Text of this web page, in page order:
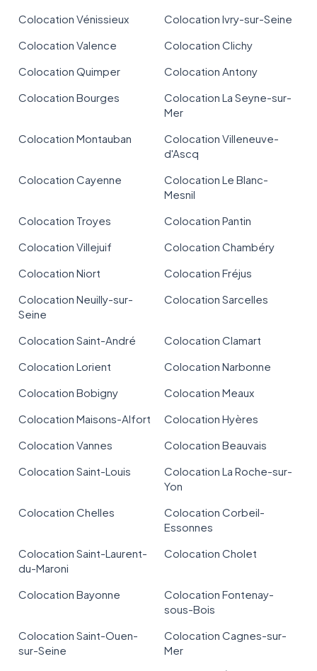
Colocation Vénissieux
Colocation Ivry-sur-Seine
Colocation Valence
Colocation Clichy
Colocation Quimper
Colocation Antony
Colocation Bourges
Colocation La Seyne-sur-
Mer
Colocation Montauban
Colocation Villeneuve-
d'Ascq
Colocation Cayenne
Colocation Le Blanc-
Mesnil
Colocation Troyes
Colocation Pantin
Colocation Villejuif
Colocation Chambéry
Colocation Niort
Colocation Fréjus
Colocation Neuilly-sur-
Seine
Colocation Sarcelles
Colocation Saint-André
Colocation Clamart
Colocation Lorient
Colocation Narbonne
Colocation Bobigny
Colocation Meaux
Colocation Maisons-Alfort
Colocation Hyères
Colocation Vannes
Colocation Beauvais
Colocation Saint-Louis
Colocation La Roche-sur-
Yon
Colocation Chelles
Colocation Corbeil-
Essonnes
Colocation Saint-Laurent-
du-Maroni
Colocation Cholet
Colocation Bayonne
Colocation Fontenay-
sous-Bois
Colocation Saint-Ouen-
sur-Seine
Colocation Cagnes-sur-
Mer